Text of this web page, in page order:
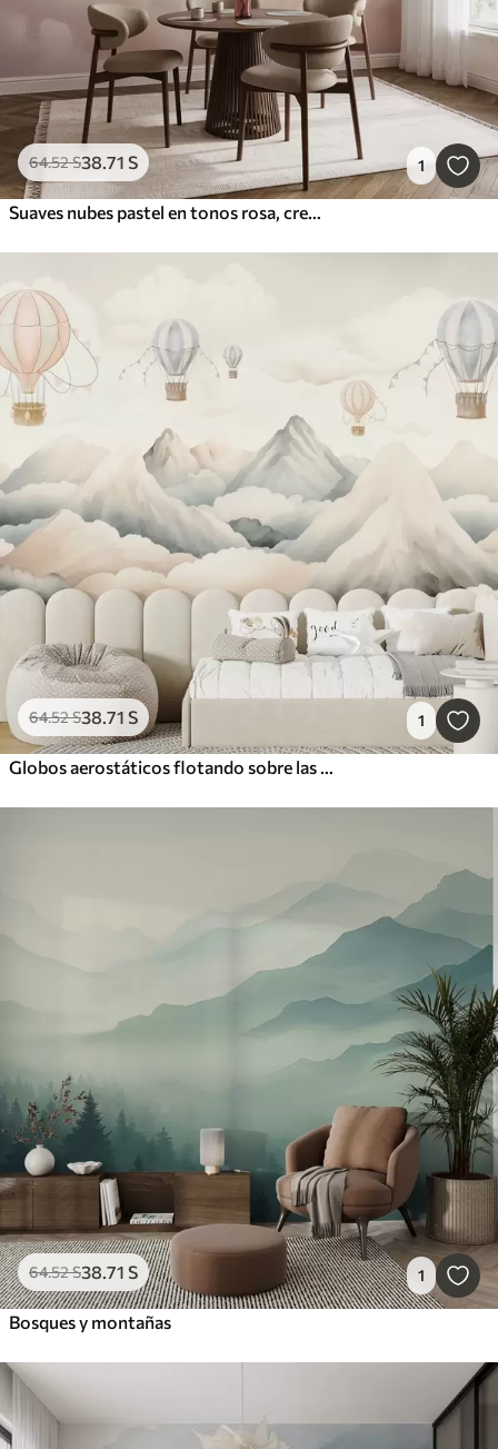
64.52S38.71 S 1
Suaves nubes pastel en tonos rosa, crema y azul
64.52S38.71 S 1
Globos aerostáticos flotando sobre las montañas en tonos pastel neutros y suaves
64.52S38.71 S 1
Bosques y montañas